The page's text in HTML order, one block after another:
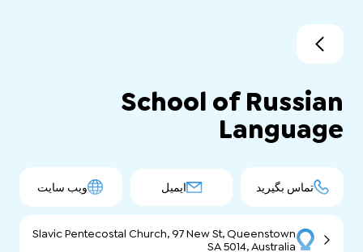
School of Russian
Language
تماس بگیرید ایمیل ویب سایت
Slavic Pentecostal Church, 97 New St, Queenstown
SA 5014, Australia